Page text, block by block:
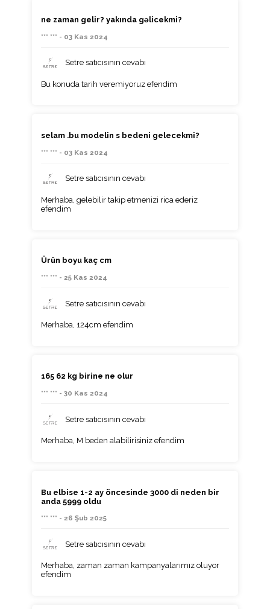
ne zaman gelir? yakında gəlicekmi?
*** *** - 03 Kas 2024
Setre satıcısının cevabı
Bu konuda tarih veremiyoruz efendim
selam .bu modelin s bedeni gelecekmi?
*** *** - 03 Kas 2024
Setre satıcısının cevabı
Merhaba, gelebilir takip etmenizi rica ederiz
efendim
Ürün boyu kaç cm
*** *** - 25 Kas 2024
Setre satıcısının cevabı
Merhaba, 124cm efendim
165 62 kg birine ne olur
*** *** - 30 Kas 2024
Setre satıcısının cevabı
Merhaba, M beden alabilirisiniz efendim
Bu elbise 1-2 ay öncesinde 3000 di neden bir
anda 5999 oldu
*** *** - 26 Şub 2025
Setre satıcısının cevabı
Merhaba, zaman zaman kampanyalarımız oluyor
efendim